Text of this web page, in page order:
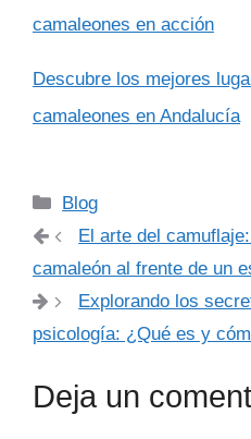
camaleones en acción
Descubre los mejores
camaleones en Andalucía
Categorías
Blog
El arte del
camaleón al frente de un
Explorando los
psicología: ¿Qué es y
Deja un